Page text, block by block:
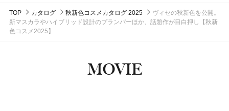
TOP カタログ 秋新色コスメカタログ 2025
ヴィセの秋新色を公開。
新マスカラやハイブリッド設計のプランパーほか、話題作が目白押し【秋新
色コスメ2025】
MOVIE